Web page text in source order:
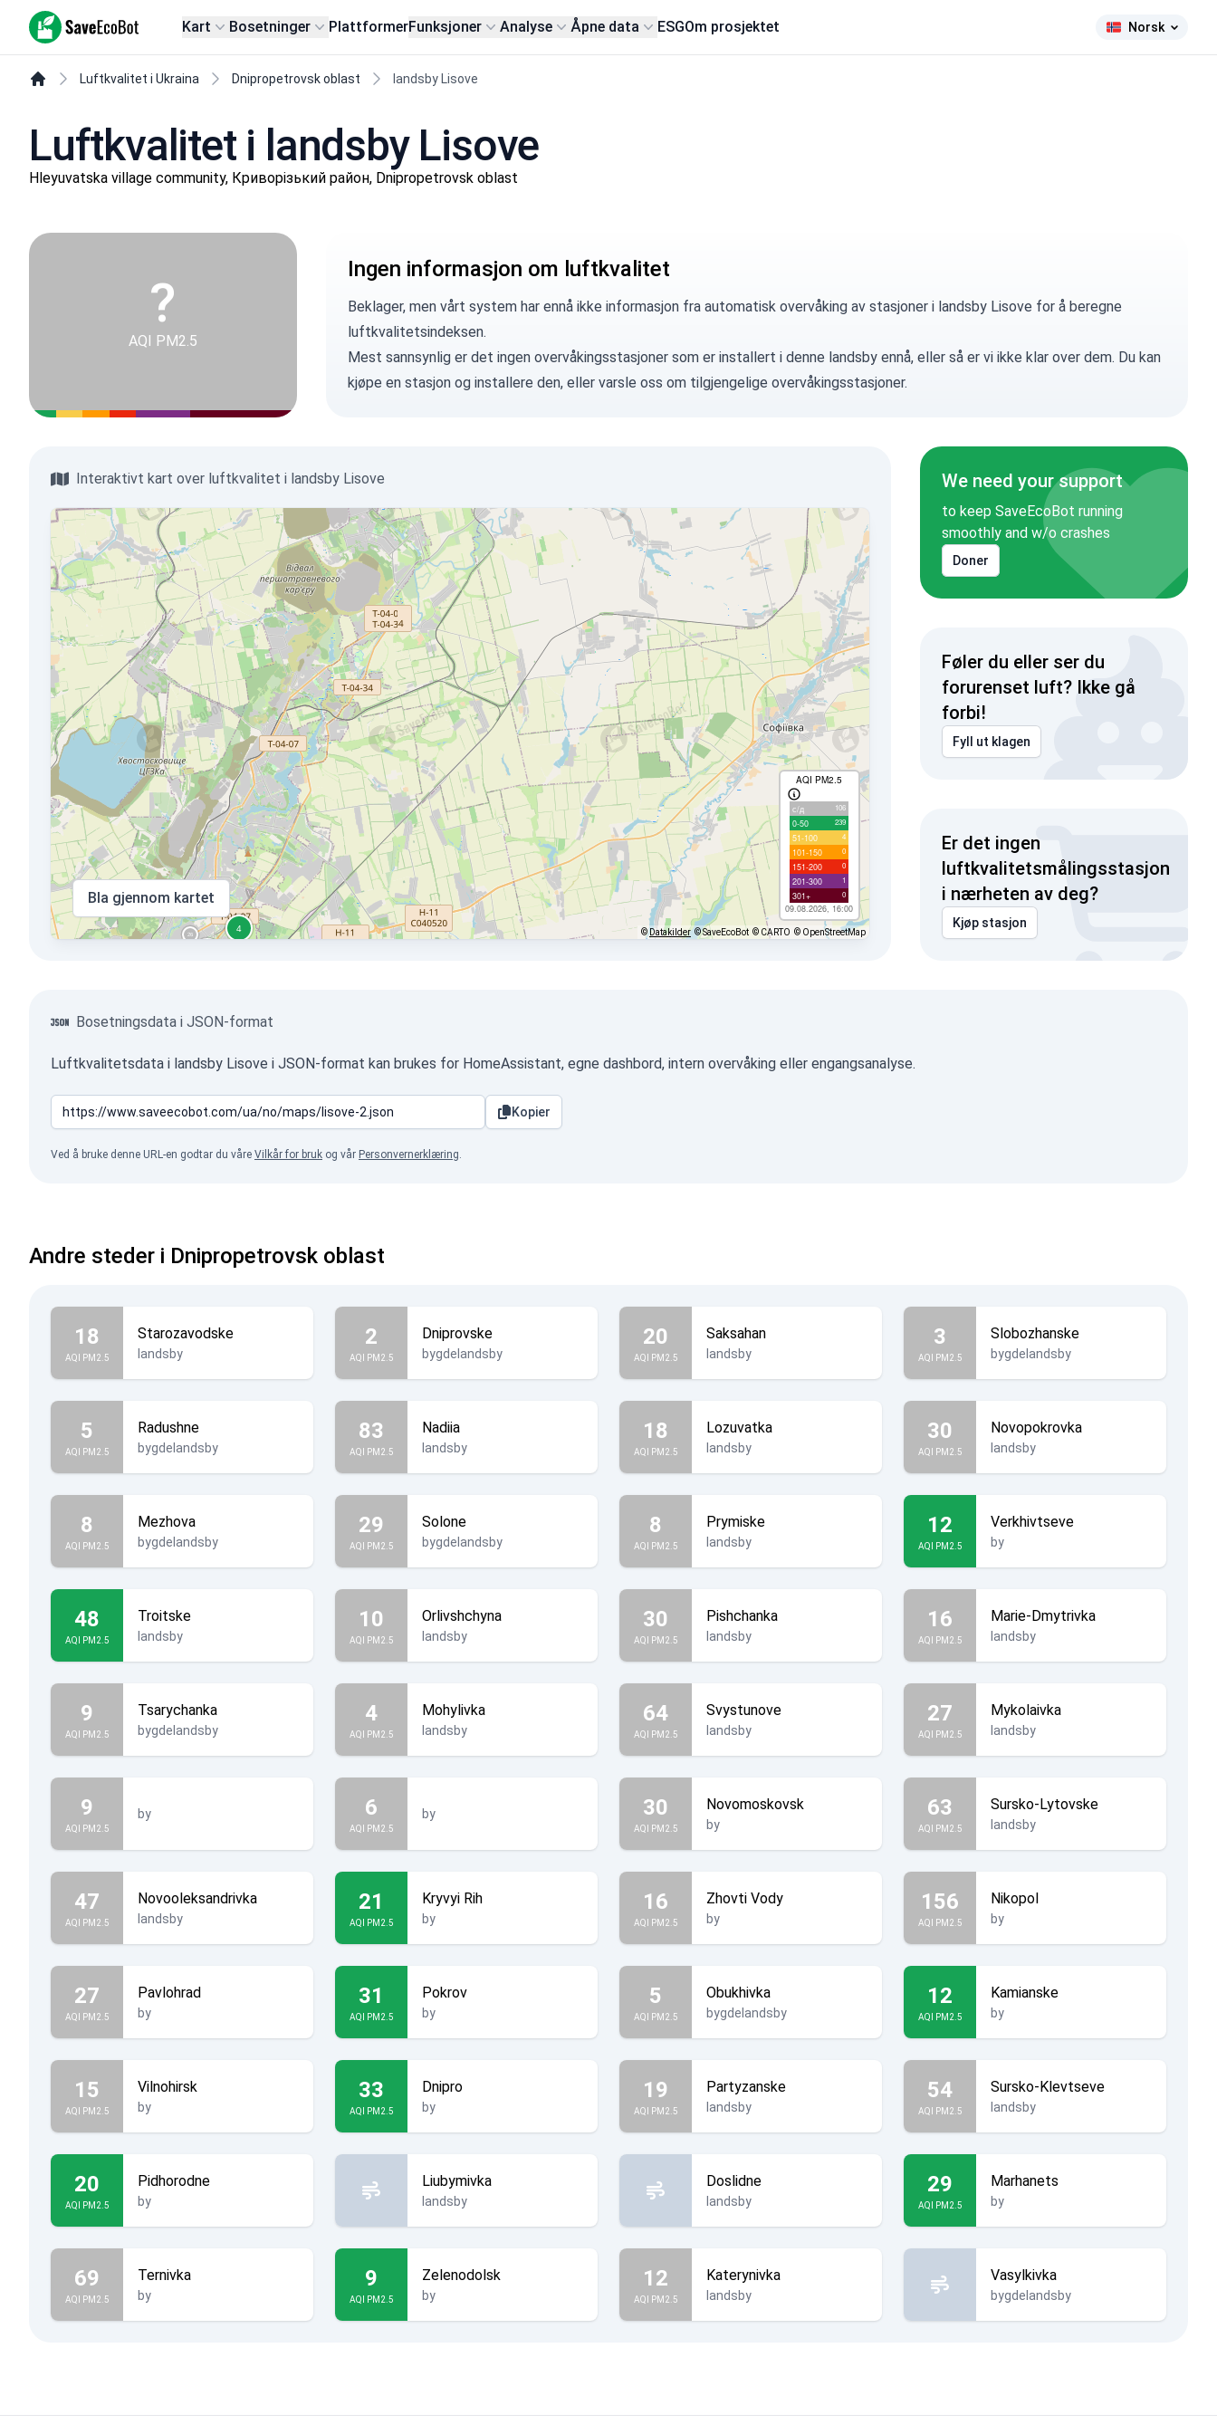
SaveEcoBot Kart Bosetninger PlattformerFunksjoner Analyse Åpne data ESGOm prosjektet Norsk
Luftkvalitet i Ukraina Dnipropetrovsk oblast landsby Lisove
Luftkvalitet i landsby Lisove
Hleyuvatska village community, Криворізький район, Dnipropetrovsk oblast
?
AQI PM2.5
Ingen informasjon om luftkvalitet
Beklager, men vårt system har ennå ikke informasjon fra automatisk overvåking av stasjoner i landsby Lisove for å beregne
luftkvalitetsindeksen.
Mest sannsynlig er det ingen overvåkingsstasjoner som er installert i denne landsby ennå, eller så er vi ikke klar over dem. Du kan
kjøpe en stasjonog installere den, eller varsle oss om tilgjengelige overvåkingsstasjoner.
Interaktivt kart over luftkvalitet i landsby Lisove
AQI PM2.5
с/д 106
0-50 239
51-100 4
101-150 0
151-200 0
201-300 1
301+ 0
09.08.2026, 16:00
Bla gjennom kartet
©Datakilder © SaveEcoBot © CARTO © OpenStreetMap
We need your support
to keep SaveEcoBot running
smoothly and w/o crashes
Doner
Føler du eller ser du
forurenset luft? Ikke gå
forbi!
Fyll ut klagen
Er det ingen
luftkvalitetsmålingsstasjon
i nærheten av deg?
Kjøp stasjon
Bosetningsdata i JSON-format
Luftkvalitetsdata i landsby Lisove i JSON-format kan brukes for HomeAssistant, egne dashbord, intern overvåking eller engangsanalyse.
Kopier
Ved å bruke denne URL-en godtar du våre Vilkår for bruk og vår Personvernerklæring.
Andre steder i Dnipropetrovsk oblast
18
AQI PM2.5
Starozavodske
landsby
2
AQI PM2.5
Dniprovske
bygdelandsby
20
AQI PM2.5
Saksahan
landsby
3
AQI PM2.5
Slobozhanske
bygdelandsby
5
AQI PM2.5
Radushne
bygdelandsby
83
AQI PM2.5
Nadiia
landsby
18
AQI PM2.5
Lozuvatka
landsby
30
AQI PM2.5
Novopokrovka
landsby
8
AQI PM2.5
Mezhova
bygdelandsby
29
AQI PM2.5
Solone
bygdelandsby
8
AQI PM2.5
Prymiske
landsby
12
AQI PM2.5
Verkhivtseve
by
48
AQI PM2.5
Troitske
landsby
10
AQI PM2.5
Orlivshchyna
landsby
30
AQI PM2.5
Pishchanka
landsby
16
AQI PM2.5
Marie-Dmytrivka
landsby
9
AQI PM2.5
Tsarychanka
bygdelandsby
4
AQI PM2.5
Mohylivka
landsby
64
AQI PM2.5
Svystunove
landsby
27
AQI PM2.5
Mykolaivka
landsby
9
AQI PM2.5
by 6
AQI PM2.5
by 30
AQI PM2.5
Novomoskovsk
by
63
AQI PM2.5
Sursko-Lytovske
landsby
47
AQI PM2.5
Novooleksandrivka
landsby
21
AQI PM2.5
Kryvyi Rih
by
16
AQI PM2.5
Zhovti Vody
by
156
AQI PM2.5
Nikopol
by
27
AQI PM2.5
Pavlohrad
by
31
AQI PM2.5
Pokrov
by
5
AQI PM2.5
Obukhivka
bygdelandsby
12
AQI PM2.5
Kamianske
by
15
AQI PM2.5
Vilnohirsk
by
33
AQI PM2.5
Dnipro
by
19
AQI PM2.5
Partyzanske
landsby
54
AQI PM2.5
Sursko-Klevtseve
landsby
20
AQI PM2.5
Pidhorodne
by
Liubymivka
landsby
Doslidne
landsby
29
AQI PM2.5
Marhanets
by
69
AQI PM2.5
Ternivka
by
9
AQI PM2.5
Zelenodolsk
by
12
AQI PM2.5
Katerynivka
landsby
Vasylkivka
bygdelandsby